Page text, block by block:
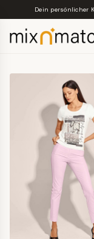
Skip to main
Dein persönlicher